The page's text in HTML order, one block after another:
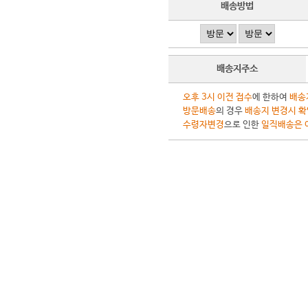
배송방법
배송지주소
오후 3시 이전 접수에 한하여 배송
방문배송의 경우 배송지 변경시
수령자변경으로 인한 일직배송은